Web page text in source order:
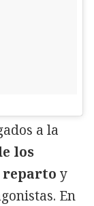
a la
los
reparto y
En